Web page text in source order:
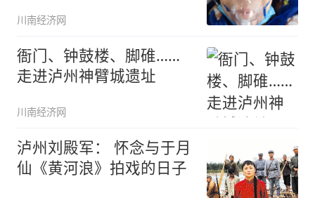
川南经济网
衙门、钟鼓楼、脚碓……
走进泸州神臂城遗址
川南经济网
泸州刘殿军： 怀念与于月
仙《黄河浪》拍戏的日子